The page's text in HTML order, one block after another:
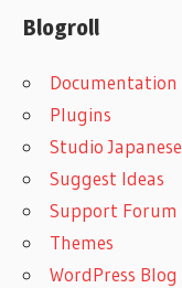
Blogroll
Documentation
Plugins
Studio Japanese
Suggest Ideas
Support Forum
Themes
WordPress Blog